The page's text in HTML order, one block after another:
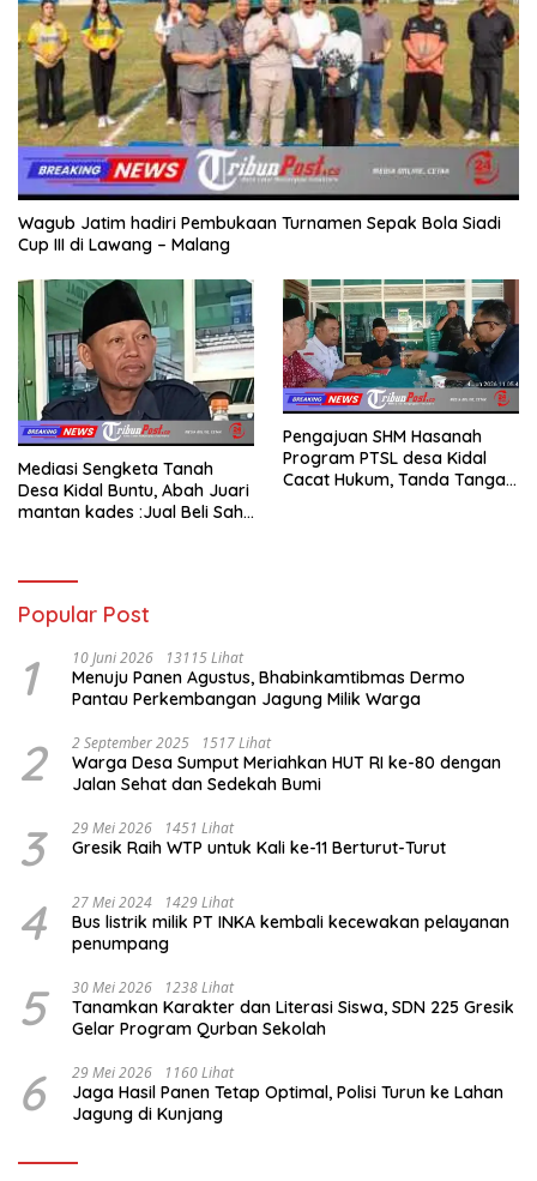
Wagub Jatim hadiri Pembukaan Turnamen Sepak Bola Siadi
Cup III di Lawang – Malang
Mediasi Sengketa Tanah
Desa Kidal Buntu, Abah Juari
mantan kades :Jual Beli Sah,
Membatalkan Hak Warga.
Pengajuan SHM Hasanah
Program PTSL desa Kidal
Cacat Hukum, Tanda Tangan
Popular Post
1 10 Juni 2026 13115 Lihat
Menuju Panen Agustus, Bhabinkamtibmas Dermo
Pantau Perkembangan Jagung Milik Warga
2 2 September 2025 1517 Lihat
Warga Desa Sumput Meriahkan HUT RI ke-80 dengan
Jalan Sehat dan Sedekah Bumi ‎
3 29 Mei 2026 1451 Lihat
Gresik Raih WTP untuk Kali ke-11 Berturut-Turut
4 27 Mei 2024 1429 Lihat
Bus listrik milik PT INKA kembali kecewakan pelayanan
penumpang
5 30 Mei 2026 1238 Lihat
Tanamkan Karakter dan Literasi Siswa, SDN 225 Gresik
Gelar Program Qurban Sekolah
6 29 Mei 2026 1160 Lihat
Jaga Hasil Panen Tetap Optimal, Polisi Turun ke Lahan
Jagung di Kunjang